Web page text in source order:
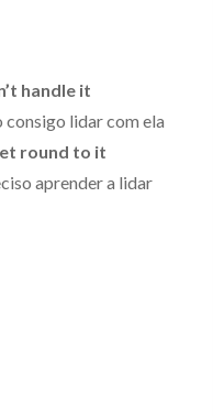
handle it
consigo lidar com ela
round to it
aprender a lidar